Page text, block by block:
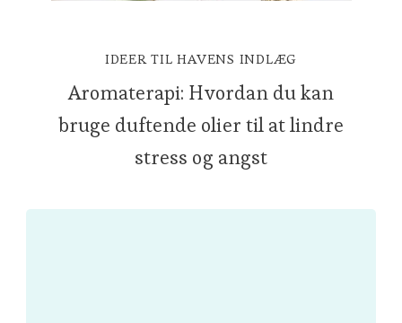
IDEER TIL HAVENS INDLÆG
Aromaterapi: Hvordan du kan
bruge duftende olier til at lindre
stress og angst